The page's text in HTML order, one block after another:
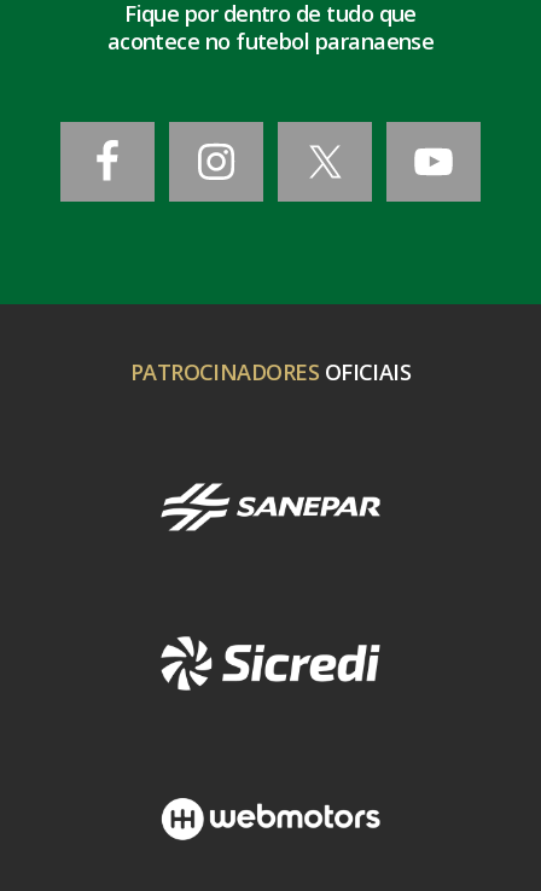
Fique por dentro de tudo que
acontece no futebol paranaense
PATROCINADORES OFICIAIS